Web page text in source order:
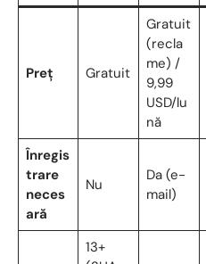
Preţ Gratuit
Gratuit
(recla
me) /
9,99
USD/lu
nă
Înregis
trare
neces
ară
Nu
Da (e-
mail)
13+